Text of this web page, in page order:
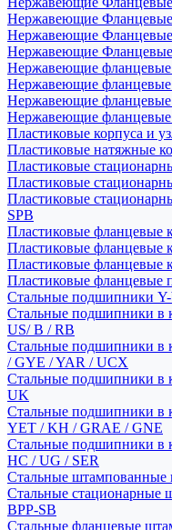
Нержавеющие
Нержавеющие
Нержавеющие
Нержавеющие
Нержавеющие
Нержавеющие
Нержавеющие
Пластиковые корпуса и
Пластиковые натяжные
Пластиковые
Пластиковые
Пластиковые
SPB
Пластиковые фланцевые
Пластиковые фланцевые
Пластиковые фланцевые
Пластиковые фланцевые
Стальные подшипники Y-
Стальные подшипники в
US/ B / RB
Стальные подшипники в
/ GYE / YAR / UCX
Стальные подшипники в
UK
Стальные подшипники в
YET / KH / GRAE / GNE
Стальные подшипники в
HC / UG / SER
Стальные штампованные
Стальные стационарные
BPP-SB
Стальные фланцевые